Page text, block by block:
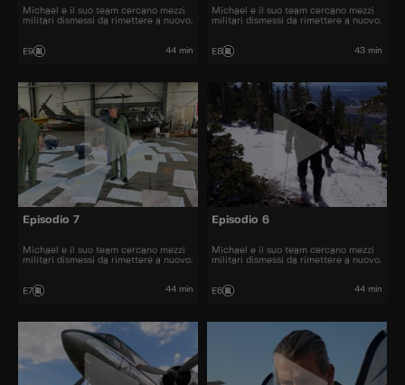
Michael e il suo team cercano mezzi
militari dismessi da rimettere a nuovo.
E9 44 min
Michael e il suo team cercano mezzi
militari dismessi da rimettere a nuovo.
E8 43 min
Episodio 7
Michael e il suo team cercano mezzi
militari dismessi da rimettere a nuovo.
E7 44 min
Episodio 6
Michael e il suo team cercano mezzi
militari dismessi da rimettere a nuovo.
E6 44 min